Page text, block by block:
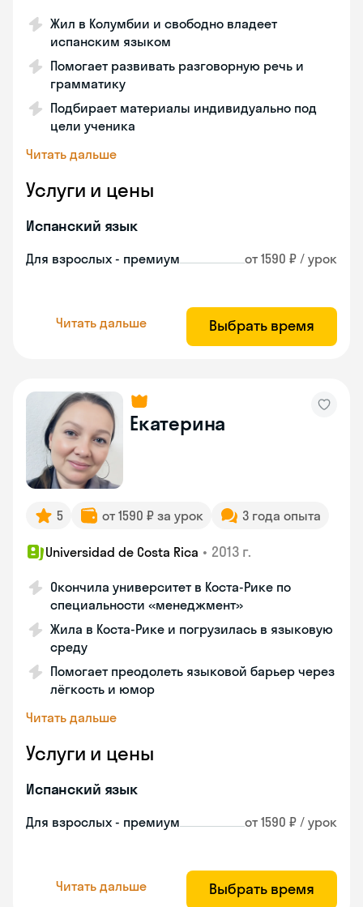
Жил в Колумбии и свободно владеет
испанским языком
Помогает развивать разговорную речь и
грамматику
Подбирает материалы индивидуально под
цели ученика
Читать дальше
Услуги и цены
Испанский язык
Для взрослых - премиум от 1590 ₽ / урок
Читать дальше Выбрать время
Екатерина
5 от 1590 ₽ за урок 3 года опыта
Universidad de Costa Rica • 2013 г.
Окончила университет в Коста‑Рике по
специальности «менеджмент»
Жила в Коста‑Рике и погрузилась в языковую
среду
Помогает преодолеть языковой барьер через
лёгкость и юмор
Читать дальше
Услуги и цены
Испанский язык
Для взрослых - премиум от 1590 ₽ / урок
Читать дальше Выбрать время